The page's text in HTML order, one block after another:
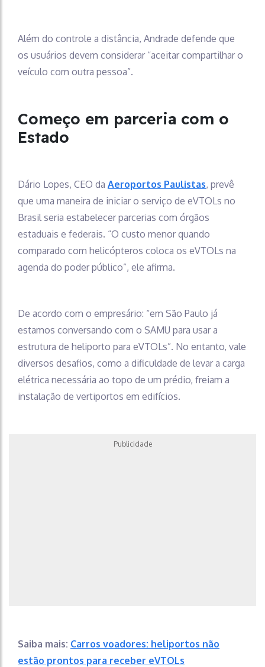
Além do controle a distância, Andrade defende que
os usuários devem considerar “aceitar compartilhar o
veículo com outra pessoa”.
Começo em parceria com o
Estado
Dário Lopes, CEO da Aeroportos Paulistas, prevê
que uma maneira de iniciar o serviço de eVTOLs no
Brasil seria estabelecer parcerias com órgãos
estaduais e federais. “O custo menor quando
comparado com helicópteros coloca os eVTOLs na
agenda do poder público”, ele afirma.
De acordo com o empresário: “em São Paulo já
estamos conversando com o SAMU para usar a
estrutura de heliporto para eVTOLs”. No entanto, vale
diversos desafios, como a dificuldade de levar a carga
elétrica necessária ao topo de um prédio, freiam a
instalação de vertiportos em edifícios.
Publicidade
Saiba mais: Carros voadores: heliportos não
estão prontos para receber eVTOLs